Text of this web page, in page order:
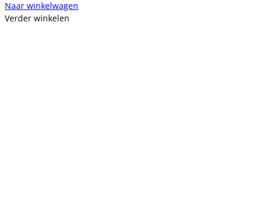
Naar winkelwagen
Verder winkelen